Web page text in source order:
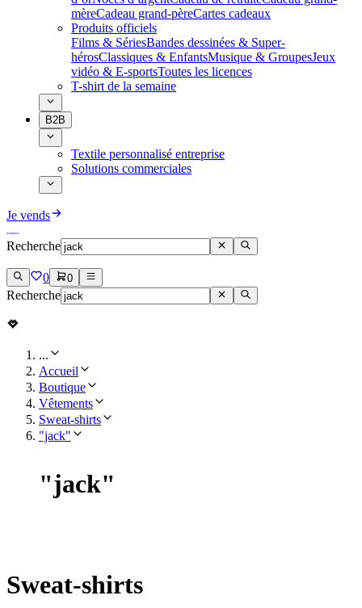
mèreCadeau grand-pèreCartes cadeaux
Produits officiels
Films & SériesBandes dessinées & Super-
hérosClassiques & EnfantsMusique & GroupesJeux
vidéo & E-sportsToutes les licences
T-shirt de la semaine
B2B
Textile personnalisé entreprise
Solutions commerciales
Je vends
Recherche
0 0
Recherche
...
Accueil
Boutique
Vêtements
Sweat-shirts
"jack"
"jack"
Sweat-shirts